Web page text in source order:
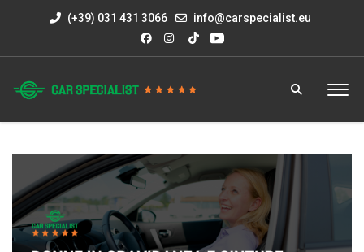
(+39) 031 431 3066 info@carspecialist.eu